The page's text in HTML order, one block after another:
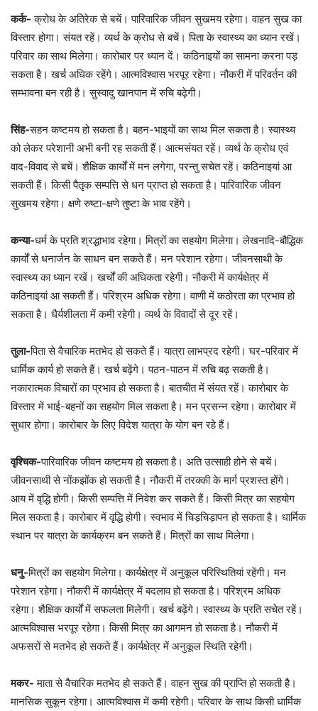
कर्क- क्रोध के अतिरेक से बचें। पारिवारिक जीवन सुखमय रहेगा। वाहन सुख का
विस्तार होगा। संयत रहें। व्यर्थ के क्रोध से बचें। पिता के स्वास्थ्य का ध्यान रखें।
परिवार का साथ मिलेगा। कारोबार पर ध्यान दें। कठिनाइयों का सामना करना पड़
सकता है। खर्च अधिक रहेंगे। आत्मविश्वास भरपूर रहेगा। नौकरी में परिवर्तन की
सम्भावना बन रही है। सुस्वादु खानपान में रुचि बढ़ेगी।
सिंह-सहन कष्टमय हो सकता है। बहन-भाइयों का साथ मिल सकता है। स्वास्थ्य
को लेकर परेशानी अभी बनी रह सकती हैं। आत्मसंयत रहें। व्यर्थ के क्रोध एवं
वाद-विवाद से बचें। शैक्षिक कार्यों में मन लगेगा, परन्तु सचेत रहें। कठिनाइयां आ
सकती हैं। किसी पैतृक सम्पत्ति से धन प्राप्त हो सकता है। पारिवारिक जीवन
सुखमय रहेगा। क्षणे रुष्टा-क्षणे तुष्टा के भाव रहेंगे।
कन्या-धर्म के प्रति श्रद्धाभाव रहेगा। मित्रों का सहयोग मिलेगा। लेखनादि-बौद्धिक
कार्यों से धनार्जन के साधन बन सकते हैं। मन परेशान रहेगा। जीवनसाथी के
स्वास्थ्य का ध्यान रखें। खर्चों की अधिकता रहेगी। नौकरी में कार्यक्षेत्र में
कठिनाइयां आ सकती हैं। परिश्रम अधिक रहेगा। वाणी में कठोरता का प्रभाव हो
सकता है। धैर्यशीलता में कमी रहेगी। व्यर्थ के विवादों से दूर रहें।
तुला-पिता से वैचारिक मतभेद हो सकते हैं। यात्रा लाभप्रद रहेगी। घर-परिवार में
धार्मिक कार्य हो सकते हैं। खर्च बढ़ेंगे। पठन-पाठन में रुचि बढ़ सकती है।
नकारात्मक विचारों का प्रभाव हो सकता है। बातचीत में संयत रहें। कारोबार के
विस्तार में भाई-बहनों का सहयोग मिल सकता है। मन प्रसन्न रहेगा। कारोबार में
सुधार होगा। कारोबार के लिए विदेश यात्रा के योग बन रहे हैं।
वृश्चिक-पारिवारिक जीवन कष्टमय हो सकता है। अति उत्साही होने से बचें।
जीवनसाथी से नोंकझोंक हो सकती है। नौकरी में तरक्की के मार्ग प्रशस्त होंगे।
आय में वृद्धि होगी। किसी सम्पत्ति में निवेश कर सकते हैं। किसी मित्र का सहयोग
मिल सकता है। कारोबार में वृद्धि होगी। स्वभाव में चिड़चिड़ापन हो सकता है। धार्मिक
स्थान पर यात्रा के कार्यक्रम बन सकते हैं। मित्रों का साथ मिलेगा।
धनु-मित्रों का सहयोग मिलेगा। कार्यक्षेत्र में अनुकूल परिस्थितियां रहेंगी। मन
परेशान रहेगा। नौकरी में कार्यक्षेत्र में बदलाव हो सकता है। परिश्रम अधिक
रहेगा। शैक्षिक कार्यों में सफलता मिलेगी। खर्च बढ़ेंगे। स्वास्थ्य के प्रति सचेत रहें।
आत्मविश्वास भरपूर रहेगा। किसी मित्र का आगमन हो सकता है। नौकरी में
अफसरों से मतभेद हो सकते हैं। कार्यक्षेत्र में अनुकूल स्थिति रहेगी।
मकर- माता से वैचारिक मतभेद हो सकते हैं। वाहन सुख की प्राप्ति हो सकती है।
मानसिक सुकून रहेगा। आत्मविश्वास में कमी रहेगी। परिवार के साथ किसी धार्मिक